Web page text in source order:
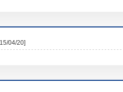
04/20]